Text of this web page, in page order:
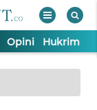
Opini Hukrim